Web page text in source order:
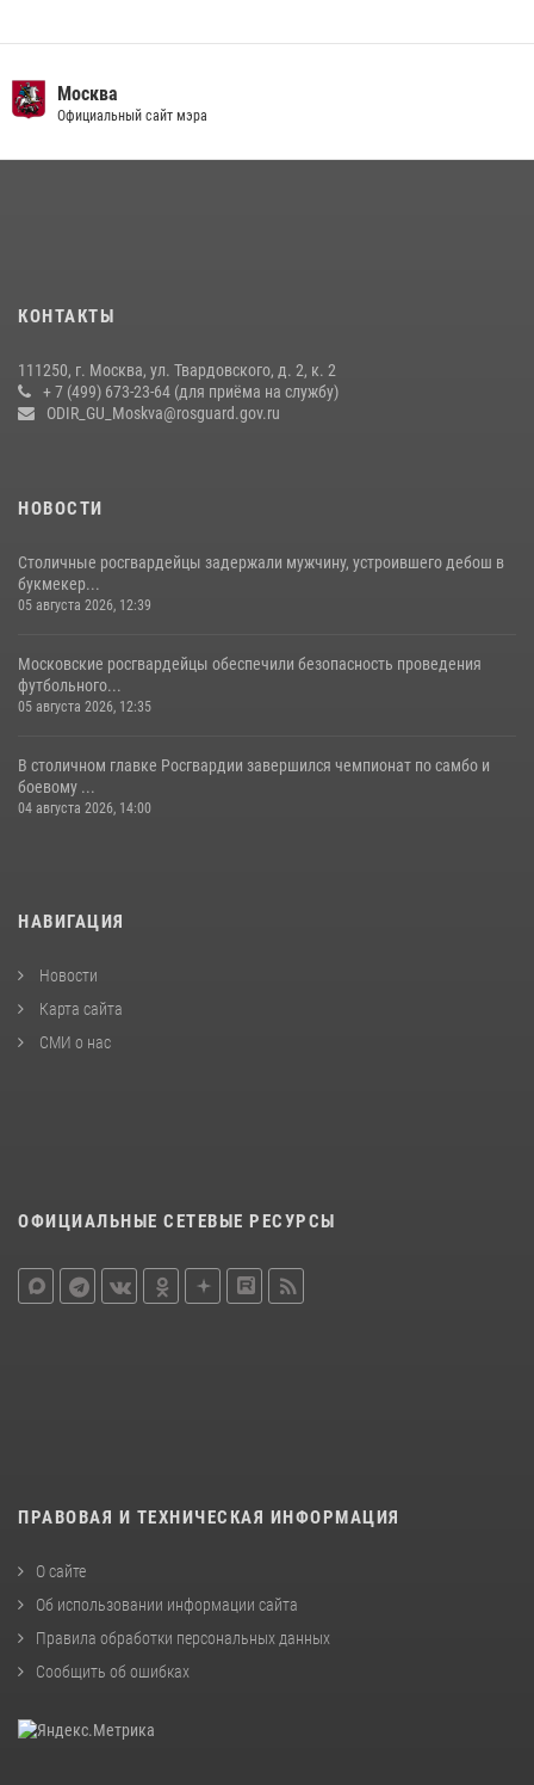
Пазл счастливой жизни: история любви и службы сотрудников
вневедомственной охраны Росгвардии
Москве (видео)
В спецподразделении столичного главка Росгвардии завершился
Москва
Официальный сайт мэра
КОНТАКТЫ
111250, г. Москва, ул. Твардовского, д. 2, к. 2
+ 7 (499) 673-23-64 (для приёма на службу)
ODIR_GU_Moskva@rosguard.gov.ru
НОВОСТИ
Столичные росгвардейцы задержали мужчину, устроившего дебош в
букмекер...
05 августа 2026, 12:39
Московские росгвардейцы обеспечили безопасность проведения
футбольного...
05 августа 2026, 12:35
В столичном главке Росгвардии завершился чемпионат по самбо и
боевому ...
04 августа 2026, 14:00
НАВИГАЦИЯ
Новости
Карта сайта
СМИ о нас
ОФИЦИАЛЬНЫЕ СЕТЕВЫЕ РЕСУРСЫ
ПРАВОВАЯ И ТЕХНИЧЕСКАЯ ИНФОРМАЦИЯ
О сайте
Об использовании информации сайта
Правила обработки персональных данных
Сообщить об ошибках